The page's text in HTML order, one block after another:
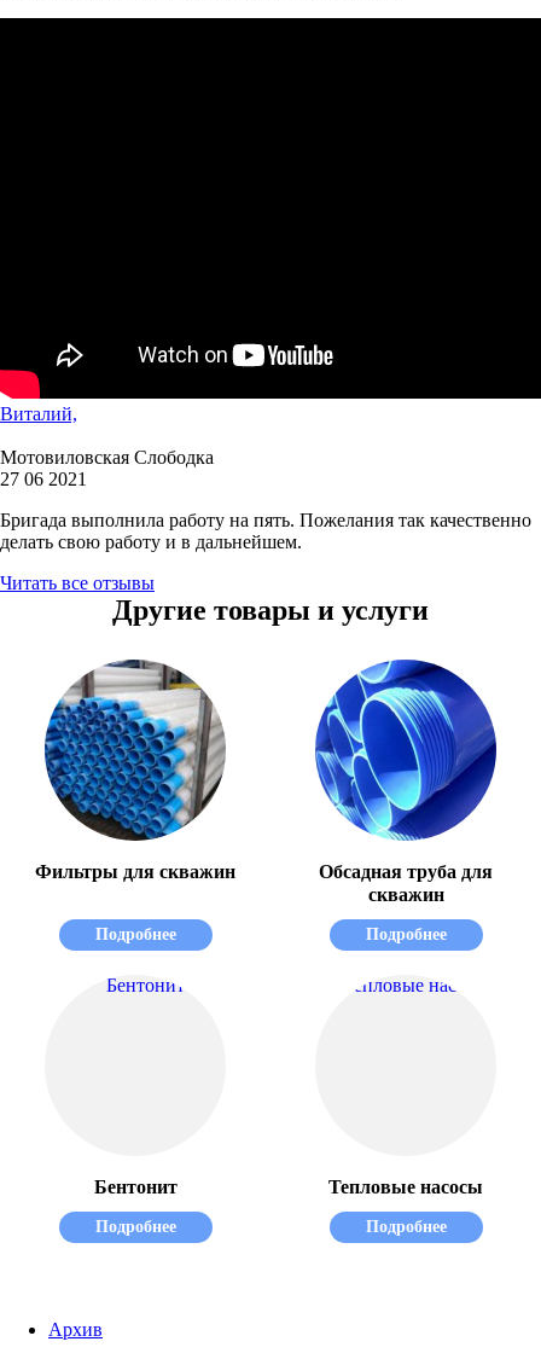
Виталий,
Мотовиловская Слободка
27 06 2021
Бригада выполнила работу на пять. Пожелания так качественно
делать свою работу и в дальнейшем.
Читать все отзывы
Другие товары и услуги
Фильтры для скважин
Подробнее
Обсадная труба для
скважин
Подробнее
Бентонит
Подробнее
Тепловые насосы
Подробнее
Архив